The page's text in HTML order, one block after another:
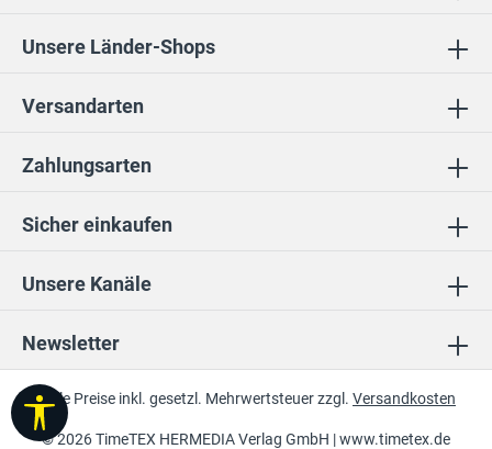
Unsere Kanäle
Unsere Länder-Shops
Sicher einkaufen
Newsletter
Zahlungsarten
Versandarten
© 2026 TimeTEX HERMEDIA Verlag GmbH |www.timetex.de
* Alle Preise inkl. gesetzl. Mehrwertsteuer zzgl. Versandkosten
Werkzeugleiste anzeigen